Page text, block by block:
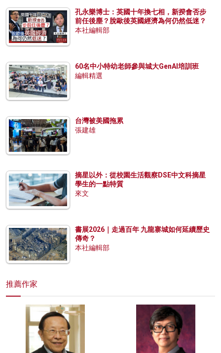
孔永樂博士：英國十年換七相，新揆會否步
前任後塵？脫歐後英國經濟為何仍然低迷？
本社編輯部
60名中小特幼老師參與城大GenAI培訓班
編輯精選
台灣被美國拖累
張建雄
摘星以外：從校園生活觀察DSE中文科摘星
學生的一點特質
來文
書展2026｜走過百年 九龍寨城如何延續歷史
傳奇？
本社編輯部
推薦作家